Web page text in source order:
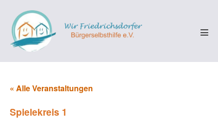
Inhalt
springen
« Alle Veranstaltungen
Spielekreis 1